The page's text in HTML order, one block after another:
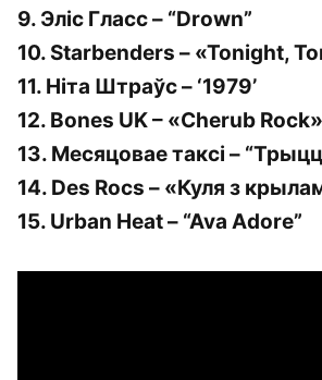
9. Эліс Гласс – “Drown”
10. Starbenders – «Tonight,
11. Ніта Штраўс – ‘1979’
12. Bones UK – «Cherub Rock»
13. Месяцовае таксі –
14. Des Rocs – «Куля з
15. Urban Heat – “Ava Adore”